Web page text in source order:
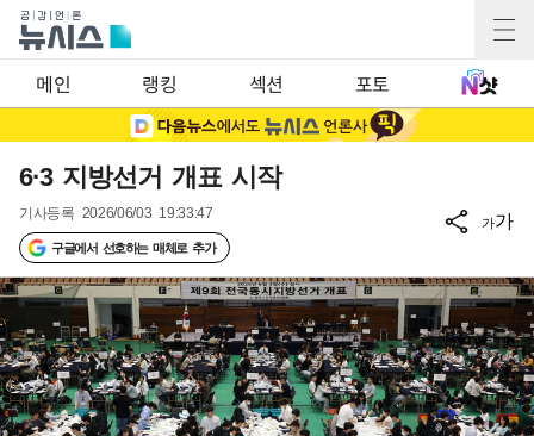
메인 랭킹 섹션 포토
6·3 지방선거 개표 시작
기사등록 2026/06/03 19:33:47
구글에서 선호하는 매체로 추가
가가